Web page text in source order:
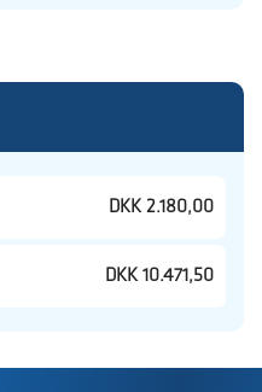
DKK 2.180,00
DKK 10.471,50